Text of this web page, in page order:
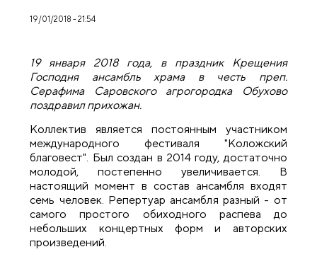
19/01/2018 - 21:54
19 января 2018 года, в праздник Крещения
Господня ансамбль храма в честь преп.
Серафима Саровского агрогородка Обухово
поздравил прихожан.
Коллектив является постоянным участником
международного фестиваля "Коложский
благовест". Был создан в 2014 году, достаточно
молодой, постепенно увеличивается. В
настоящий момент в состав ансамбля входят
семь человек. Репертуар ансамбля разный - от
самого простого обиходного распева до
небольших концертных форм и авторских
произведений.